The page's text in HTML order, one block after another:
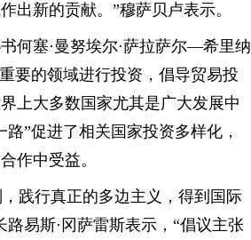
出新的贡献。”穆萨贝卢表示。
何塞·曼努埃尔·萨拉萨尔—希里纳
要的领域进行投资，倡导贸易投
上大多数国家尤其是广大发展中
”促进了相关国家投资多样化，
作中受益。
践行真正的多边主义，得到国际
易斯·冈萨雷斯表示，“倡议主张